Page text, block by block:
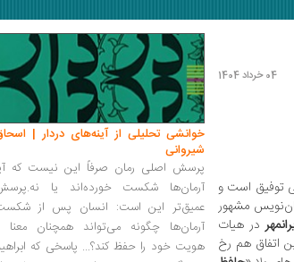
04 خرداد 1404
توفیق است و
مشهور
در هیات
اتفاق هم رخ
خوانشی تحلیلی از آینه‌های دردار |
شیروانی
پرسش اصلی رمان صرفاً این نیست که
آرمان‌ها شکست خورده‌اند یا
عمیق‌تر این است: انسان پس از
آرمان‌ها چگونه می‌تواند همچنان معنا
هویت خود را حفظ کند؟... پاسخی که